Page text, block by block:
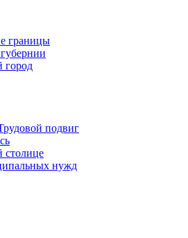
границы
город
подвиг
столице
нужд